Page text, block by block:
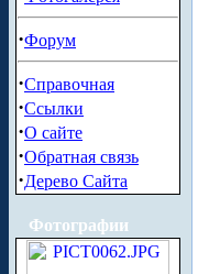
·Форум
·Справочная
·Ссылки
·О сайте
·Обратная связь
·Дерево Сайта
Фотографии